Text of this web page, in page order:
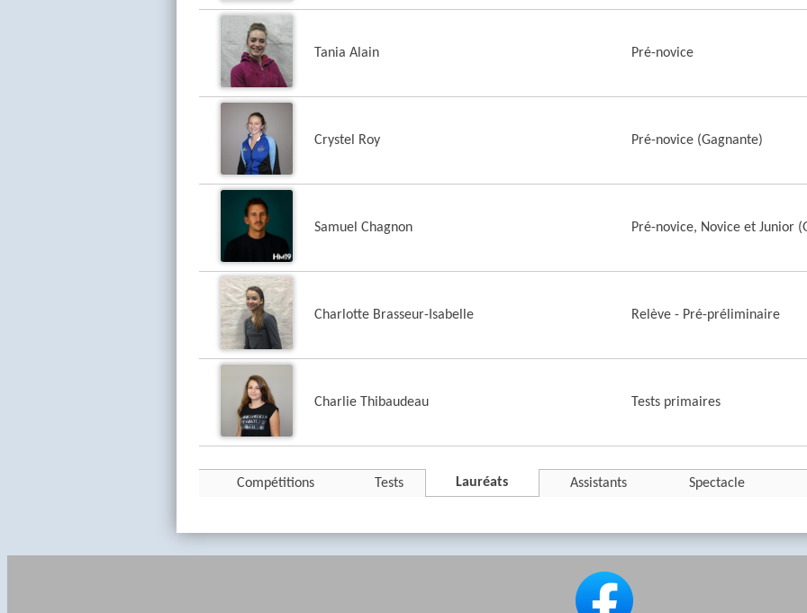
Tania Alain Pré-novice
Crystel Roy Pré-novice (Gagnante)
Samuel Chagnon Pré-novice, Novice et Junior
Charlotte Brasseur-Isabelle Relève - Pré-préliminaire
Charlie Thibaudeau Tests primaires
Compétitions Tests Lauréats Assistants Spectacle